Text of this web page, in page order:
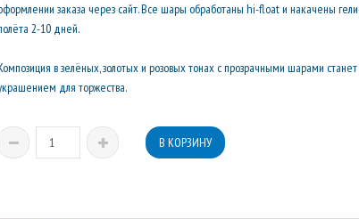
заказа через сайт. Все шары обработаны hi-float и накачены
2-10 дней.
в зелёных, золотых и розовых тонах с прозрачными шарами
для торжества.